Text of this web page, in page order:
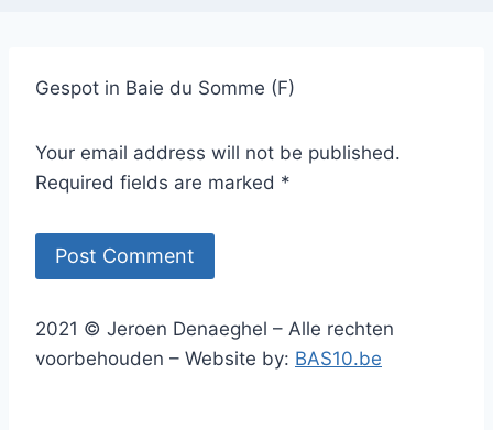
Gespot in Baie du Somme (F)
Your email address will not be published.
Required fields are marked *
2021 © Jeroen Denaeghel – Alle rechten
voorbehouden – Website by: BAS10.be